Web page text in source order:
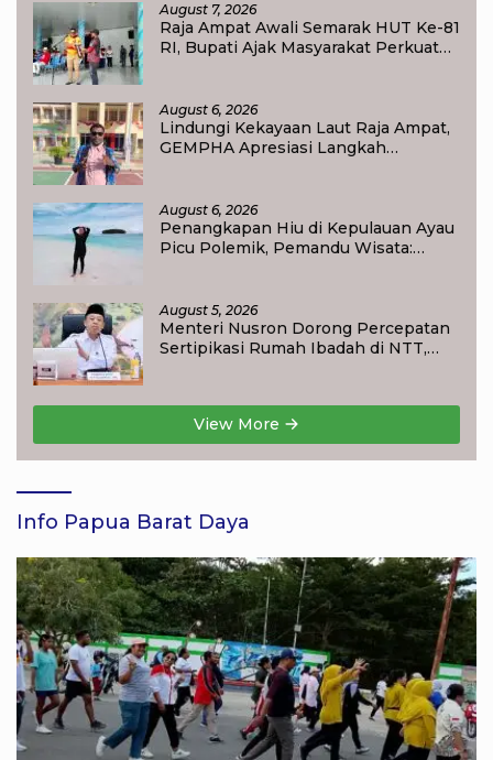
August 7, 2026
Raja Ampat Awali Semarak HUT Ke-81
RI, Bupati Ajak Masyarakat Perkuat
August 6, 2026
Lindungi Kekayaan Laut Raja Ampat,
GEMPHA Apresiasi Langkah
August 6, 2026
Penangkapan Hiu di Kepulauan Ayau
Picu Polemik, Pemandu Wisata:
August 5, 2026
Menteri Nusron Dorong Percepatan
Sertipikasi Rumah Ibadah di NTT,
View More
Info Papua Barat Daya